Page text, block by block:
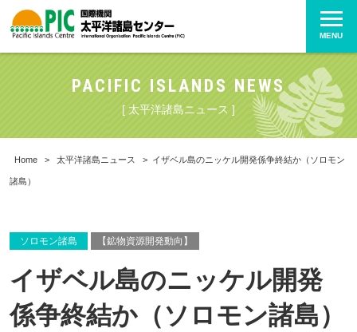
MENU
PACIFIC ISLANDS NEWS
[ 太平洋諸島ニュース ]
Home > 太平洋諸島ニュース > イザベル島のニッケル開発係争終結か（ソロモン
諸島）
ソロモン諸島 【鉱物資源開発動向】
イザベル島のニッケル開発
係争終結か（ソロモン諸島）